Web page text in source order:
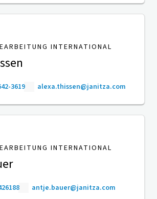
INTERNATIONAL
3619 alexa.thissen@janitza.com
INTERNATIONAL
antje.bauer@janitza.com